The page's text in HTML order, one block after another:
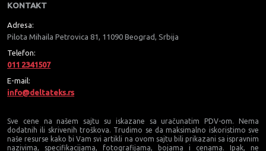
KONTAKT
Adresa:
Pilota Mihaila Petrovica 81, 11090 Beograd, Srbija
Telefon:
011 2341507
E-mail:
info@deltateks.rs
Sve cene na našem sajtu su iskazane sa uračunatim PDV-om. Nema
dodatnih ili skrivenih troškova. Trudimo se da maksimalno iskoristimo sve
naše resurse kako bi Vam svi artikli na ovom sajtu bili prikazani sa ispravnim
nazivima, specifikacijama, fotografijama, bojama i cenama. Ipak, ne